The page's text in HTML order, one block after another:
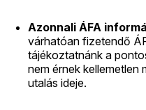
Azonnali ÁFA
várhatóan fizetendő
tájékoztatnánk a
nem érnek kellemetlen
utalás ideje.